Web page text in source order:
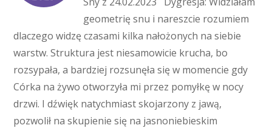
geometrię snu i nareszcie rozumiem
dlaczego widzę czasami kilka nałożonych na siebie
warstw. Struktura jest niesamowicie krucha, bo
rozsypała, a bardziej rozsunęła się w momencie gdy
Córka na żywo otworzyła mi przez pomyłkę w nocy
drzwi. I dźwięk natychmiast skojarzony z jawą,
pozwolił na skupienie się na jasnoniebieskim